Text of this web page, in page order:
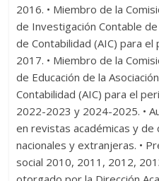
2016. • Miembro de la
de Investigación Contable
de Contabilidad (AIC) para
2017. • Miembro de la
de Educación de la
Contabilidad (AIC) para el
2022-2023 y 2024-2025. •
en revistas académicas y de
nacionales y extranjeras. •
social 2010, 2011, 2012,